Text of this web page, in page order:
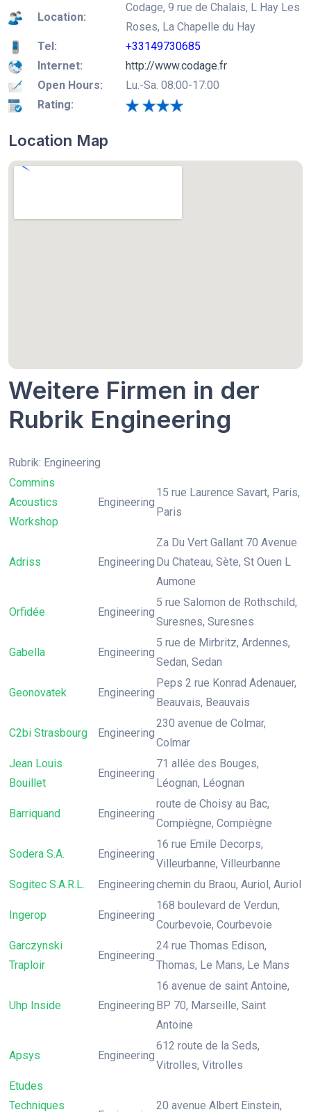
Location:
Codage, 9 rue de Chalais, L Hay Les
Roses, La Chapelle du Hay
Tel:
+33149730685
Internet:
http://www.codage.fr
Open Hours:
Lu.-Sa. 08:00-17:00
Rating:
Location Map
Weitere Firmen in der
Rubrik Engineering
Rubrik: Engineering
Commins
Acoustics
Workshop
Engineering
15 rue Laurence Savart, Paris,
Paris
Adriss Engineering
Za Du Vert Gallant 70 Avenue
Du Chateau, Sète, St Ouen L
Aumone
Orfidée Engineering
5 rue Salomon de Rothschild,
Suresnes, Suresnes
Gabella Engineering
5 rue de Mirbritz, Ardennes,
Sedan, Sedan
Geonovatek Engineering
Peps 2 rue Konrad Adenauer,
Beauvais, Beauvais
C2bi Strasbourg Engineering
230 avenue de Colmar,
Colmar
Jean Louis
Bouillet
Engineering
71 allée des Bouges,
Léognan, Léognan
Barriquand Engineering
route de Choisy au Bac,
Compiègne, Compiègne
Sodera S.A. Engineering
16 rue Emile Decorps,
Villeurbanne, Villeurbanne
Sogitec S.A.R.L.
Engineeringchemin du Braou, Auriol, Auriol
Ingerop Engineering
168 boulevard de Verdun,
Courbevoie, Courbevoie
Garczynski
Traploir
Engineering
24 rue Thomas Edison,
Thomas, Le Mans, Le Mans
Uhp Inside Engineering
16 avenue de saint Antoine,
BP 70, Marseille, Saint
Antoine
Apsys Engineering
612 route de la Seds,
Vitrolles, Vitrolles
Etudes
Techniques
20 avenue Albert Einstein,